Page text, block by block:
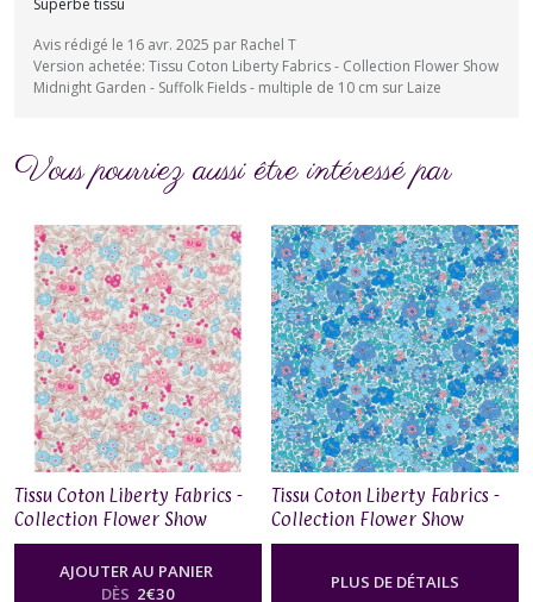
Superbe tissu
Avis rédigé le 16 avr. 2025 par Rachel T
Version achetée: Tissu Coton Liberty Fabrics - Collection Flower Show
Midnight Garden - Suffolk Fields - multiple de 10 cm sur Laize
Vous pourriez aussi être intéressé par
Tissu Coton Liberty Fabrics -
Collection Flower Show
Midnight Garden - Forget Me
Not Blossom
AJOUTER AU PANIER
DÈS 2€30
Tissu Coton Liberty Fabrics -
Collection Flower Show
Midnight Garden - Arley
PLUS DE DÉTAILS